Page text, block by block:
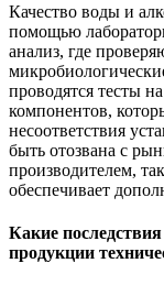
Качество воды и
помощью
анализ, где
проводятся тесты
компонентов,
несоответствия
быть отозвана с
производителем,
обеспечивает
Какие
продукции